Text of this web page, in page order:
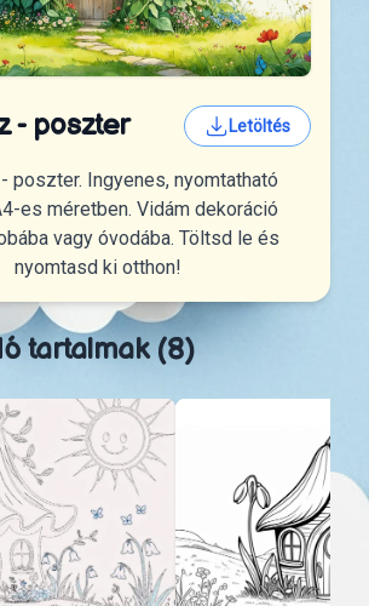
- poszter Letöltés
poszter. Ingyenes, nyomtatható
es méretben. Vidám dekoráció
vagy óvodába. Töltsd le és
nyomtasd ki otthon!
tartalmak (8)